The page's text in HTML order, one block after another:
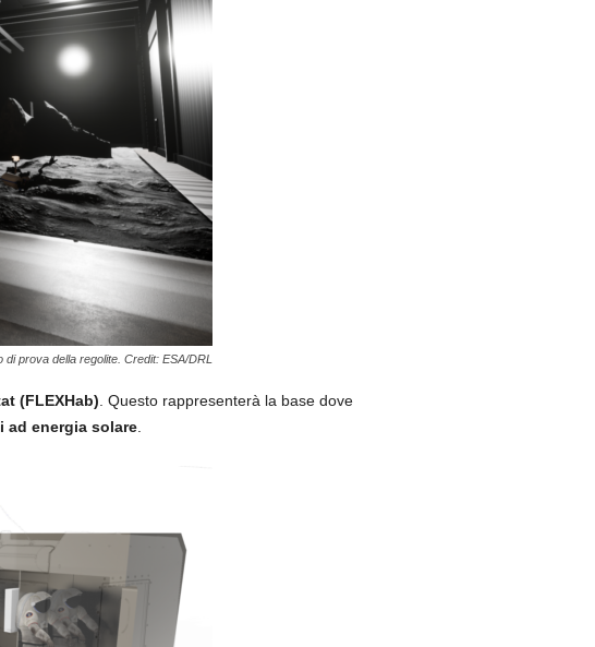
prova della regolite. Credit: ESA/DRL
(FLEXHab) . Questo rappresenterà la base dove
ad energia solare.